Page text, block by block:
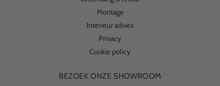
Montage
Interieur advies
Privacy
Cookie policy
BEZOEK ONZE SHOWROOM